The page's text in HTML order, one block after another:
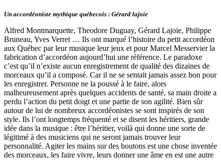
Un accordéoniste mythique québecois : Gérard lajoie
Alfred Montmarquette, Theodore Duguay, Gérard Lajoie, Philippe
Bruneau, Yves Verret … Ils ont marqué l’histoire du petit accordéon
aux Québec par leur musique leur jeux et pour Marcel Messervier la
fabrication d’accordéon aujourd’hui une référence. Le paradoxe
c’est qu’il n’existe aucun enregistrement de qualité des dizaines de
morceaux qu’il a composé. Car il ne se sentait jamais assez bon pour
les enregistrer. Personne ne la poussé à le faire, alors
malheureusement après quelques accidents de santé, sa main droite a
perdu l’action du petit doigt et une partie de son agilité. Bien sûr
autour de lui de nombreux accordéonistes se sont inspirés de son
style. Ils l’ont longtemps fréquenté et se disent les héritiers, grande
idée dans la musique : être l’héritier, voilà qui donne une sorte de
légitimé à des musiciens qui ne seront jamais trouver leur
personnalité. Agiter les mains sur des boutons est une chose inventée
des morceaux, les faire vivre, leurs donner une âme en est une autre